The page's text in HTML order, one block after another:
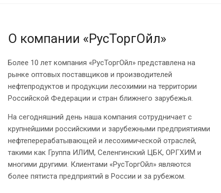
О компании «РусТоргОйл»
Более 10 лет компания «РусТоргОйл» представлена на
рынке оптовых поставщиков и производителей
нефтепродуктов и продукции лесохимии на территории
Российской Федерации и стран ближнего зарубежья.
На сегодняшний день наша компания сотрудничает с
крупнейшими российскими и зарубежными предприятиями
нефтеперерабатывающей и лесохимической отраслей,
такими как Группа ИЛИМ, Селенгинский ЦБК, ОРГХИМ и
многими другими. Клиентами «РусТоргОйл» являются
более пятиста предприятий в России и за рубежом.